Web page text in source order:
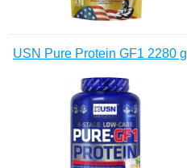
USN Pure Protein GF1 2280 g